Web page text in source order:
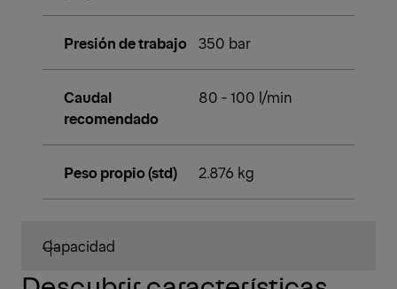
Presión de trabajo 350 bar
Caudal
recomendado
80 - 100 l/min
Peso propio (std) 2.876 kg
Capacidad